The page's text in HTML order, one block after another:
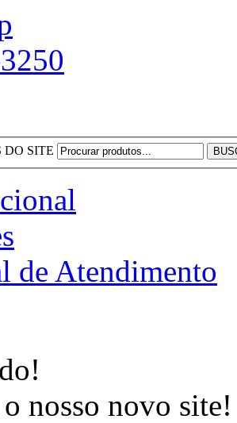
DO SITE
de Atendimento
nosso novo site!